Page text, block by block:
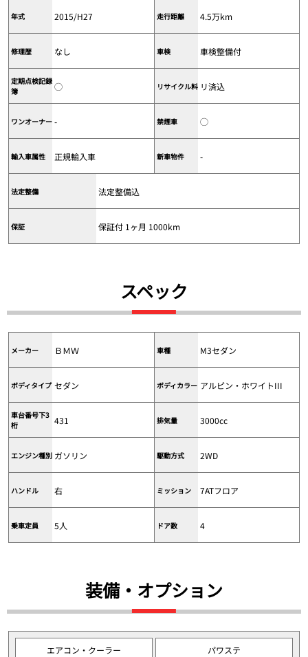
年式 2015/H27 走行距離 4.5万km
修理歴 なし 車検 車検整備付
定期点検記録
簿
◯ リサイクル料 リ済込
ワンオーナー - 禁煙車 ◯
輸入車属性 正規輸入車 新車物件 -
法定整備 法定整備込
保証 保証付 1ヶ月 1000km
スペック
メーカー ＢＭＷ 車種 M3セダン
ボディタイプ セダン ボディカラー アルピン・ホワイトIII
車台番号下3
桁
431 排気量 3000cc
エンジン種別 ガソリン 駆動方式 2WD
ハンドル 右 ミッション 7ATフロア
乗車定員 5人 ドア数 4
装備・オプション
エアコン・クーラー パワステ